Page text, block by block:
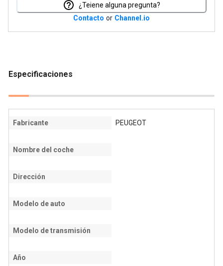
¿Teiene alguna pregunta?
Contacto or Channel.io
Especificaciones
Fabricante PEUGEOT
Nombre del coche
Dirección
Modelo de auto
Modelo de transmisión
Año